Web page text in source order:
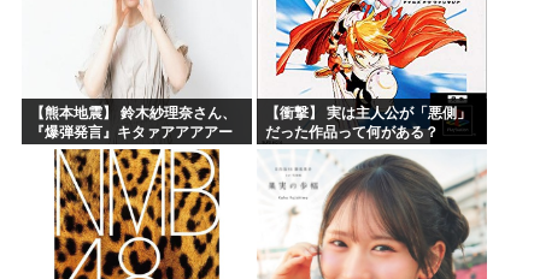
【熊本地震】 鈴木紗理奈さん、
『爆弾発言』キタァアアアアー
ーーーーー！！
【衝撃】 実は主人公が「悪側」
だった作品って何がある？